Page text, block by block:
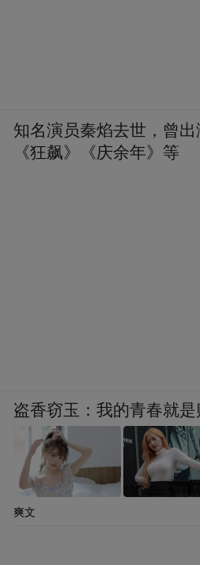
知名演员秦焰去世，曾出
《狂飙》《庆余年》等
盗香窃玉：我的青春就是
爽文